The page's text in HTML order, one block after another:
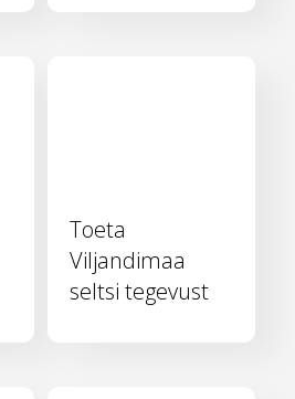
Toeta
Viljandimaa
seltsi tegevust